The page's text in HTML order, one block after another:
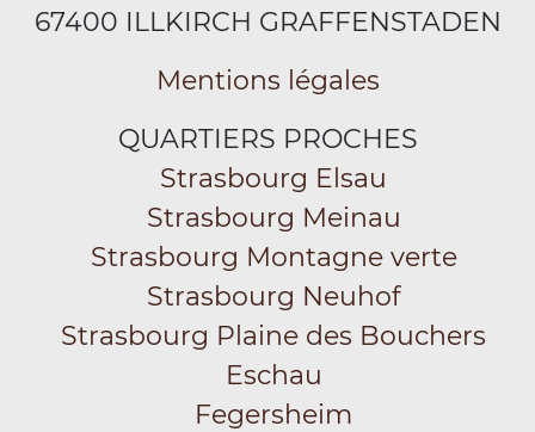
67400 ILLKIRCH GRAFFENSTADEN
Mentions légales
QUARTIERS PROCHES
Strasbourg Elsau
Strasbourg Meinau
Strasbourg Montagne verte
Strasbourg Neuhof
Strasbourg Plaine des Bouchers
Eschau
Fegersheim